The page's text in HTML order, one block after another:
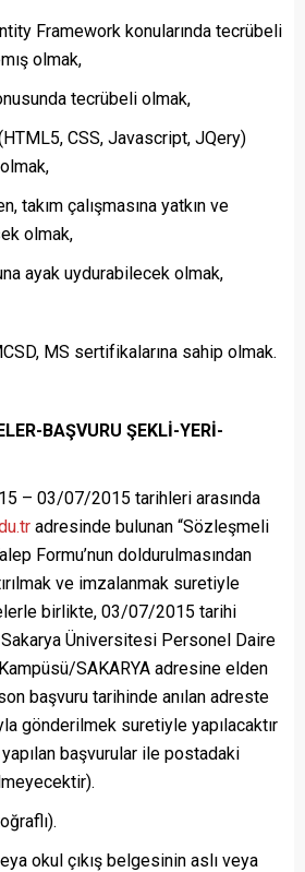
Framework konularında tecrübeli
olmak,
tecrübeli olmak,
CSS, Javascript, JQery)
takım çalışmasına yatkın ve
olmak,
ayak uydurabilecek olmak,
MS sertifikalarına sahip olmak.
BAŞVURU ŞEKLİ-YERİ-
– 03/07/2015 tarihleri arasında
adresinde bulunan “Sözleşmeli
Formu’nun doldurulmasından
ve imzalanmak suretiyle
birlikte, 03/07/2015 tarihi
Üniversitesi Personel Daire
SAKARYA adresine elden
başvuru tarihinde anılan adreste
gönderilmek suretiyle yapılacaktır
başvurular ile postadaki
okul çıkış belgesinin aslı veya